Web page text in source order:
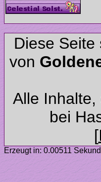
Diese Seite
von
Alle
Erzeugt in: 0.00511